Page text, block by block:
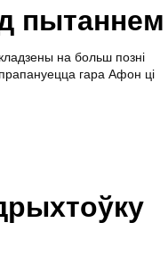
пытаннем
на больш позні
гара Афон ці